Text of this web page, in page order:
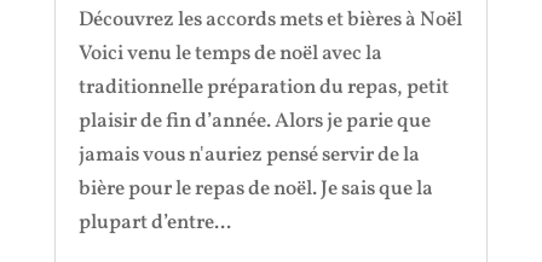
Découvrez les accords mets et bières à Noël
Voici venu le temps de noël avec la
traditionnelle préparation du repas, petit
plaisir de fin d’année. Alors je parie que
jamais vous n'auriez pensé servir de la
bière pour le repas de noël. Je sais que la
plupart d’entre...